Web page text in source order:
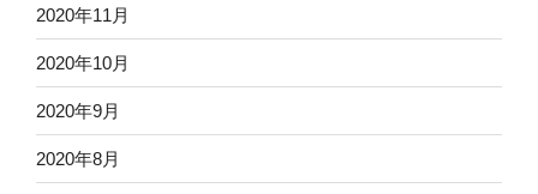
2020年11月
2020年10月
2020年9月
2020年8月